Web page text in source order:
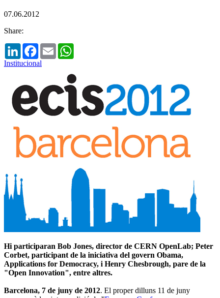
07.06.2012
Share:
LinkedInFacebook
Email
Institucional
Hi participaran Bob Jones, director de CERN OpenLab; Peter
Corbet, participant de la iniciativa del govern Obama,
Applications for Democracy, i Henry Chesbrough, pare de la
"Open Innovation", entre altres.
Barcelona, ​​7 de juny de 2012. El proper dilluns 11 de juny